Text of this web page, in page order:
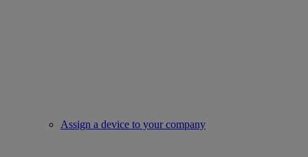
Assign a device to your company